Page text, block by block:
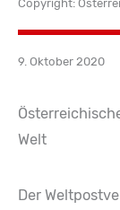
Copyright:
9. Oktober 2020
Welt
Der